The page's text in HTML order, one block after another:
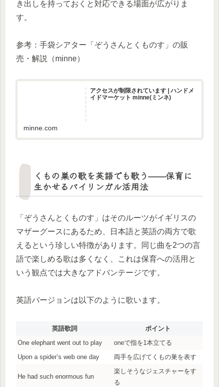
き出しを持っておくと対応できる場面が広がりま
す。
参考：手袋シアター「ぞうさんとくものす」の販
売・解説（minne）
アクセスが制限されています | ハンドメ
イドマーケット minne(ミンネ)
minne.com
くもの巣の歌を英語でも歌う——保育に
生かせるバイリンガル活用法
「ぞうさんとくものす」はそのルーツがイギリスの
マザーグースにあるため、日本語と英語の両方で歌
えるという珍しい特徴があります。同じ曲を2つの言
語で楽しめる歌は多くなく、これは保育への活用と
いう観点では大きなアドバンテージです。
英語バージョンは以下のように歌います。
英語歌詞
ポイント
One elephant went out to play
oneで指を1本立てる
Upon a spider’s web one day
両手を広げてくもの巣を表す
He had such enormous fun
楽しそうなジェスチャーをす
る